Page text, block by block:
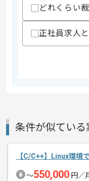
その他募集要項
どれくらい
正社員求人
条件が似ている
【C/C++】Linux環境
〜550,000 円／